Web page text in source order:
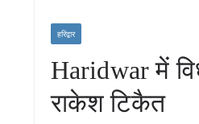
हरिद्वार
Haridwar में
राकेश टिकैत